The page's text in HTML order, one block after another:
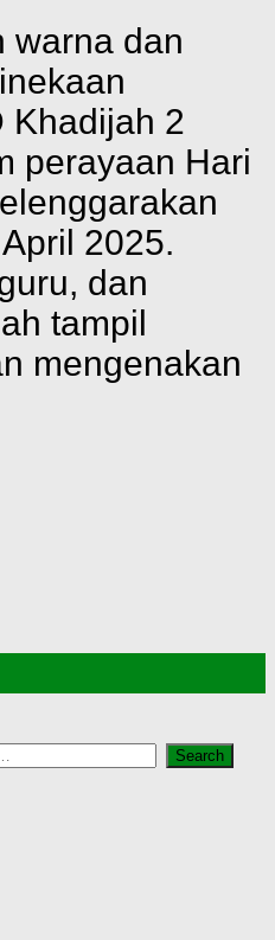
warna dan
Khadijah 2
perayaan Hari
2025.
dan
tampil
mengenakan